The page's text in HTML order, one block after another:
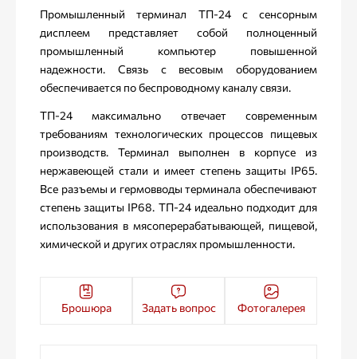
Промышленный терминал ТП-24 c сенсорным
дисплеем представляет собой полноценный
промышленный компьютер повышенной
надежности. Связь с весовым оборудованием
обеспечивается по беспроводному каналу связи.
ТП-24 максимально отвечает современным
требованиям технологических процессов пищевых
производств. Терминал выполнен в корпусе из
нержавеющей стали и имеет степень защиты IP65.
Все разъемы и гермовводы терминала обеспечивают
степень защиты IP68. ТП-24 идеально подходит для
использования в мясоперерабатывающей, пищевой,
химической и других отраслях промышленности.
Брошюра Задать вопрос Фотогалерея